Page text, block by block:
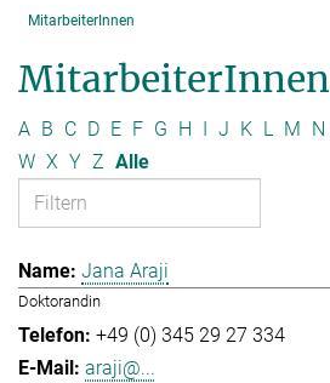
MitarbeiterInnen
MitarbeiterInnen
A B C D E F G H I J K L M N
W X Y Z Alle
Jana Araji
Doktorandin
+49 (0) 345 29 27 334
araji@...